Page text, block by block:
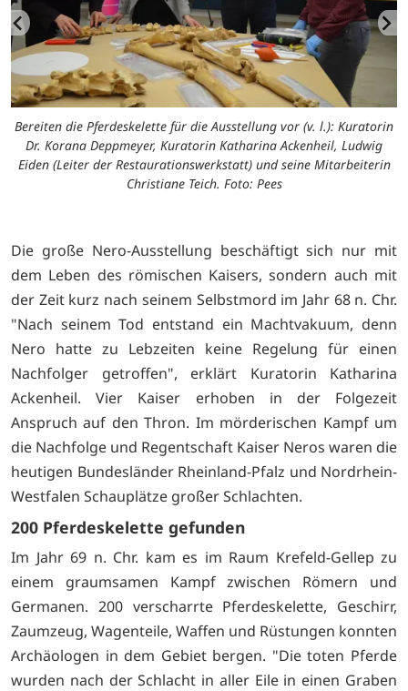
Bereiten die Pferdeskelette für die Ausstellung vor (v. l.): Kuratorin
Dr. Korana Deppmeyer, Kuratorin Katharina Ackenheil, Ludwig
Eiden (Leiter der Restaurationswerkstatt) und seine Mitarbeiterin
Christiane Teich. Foto: Pees
Die große Nero-Ausstellung beschäftigt sich nur mit
dem Leben des römischen Kaisers, sondern auch mit
der Zeit kurz nach seinem Selbstmord im Jahr 68 n. Chr.
"Nach seinem Tod entstand ein Machtvakuum, denn
Nero hatte zu Lebzeiten keine Regelung für einen
Nachfolger getroffen", erklärt Kuratorin Katharina
Ackenheil. Vier Kaiser erhoben in der Folgezeit
Anspruch auf den Thron. Im mörderischen Kampf um
die Nachfolge und Regentschaft Kaiser Neros waren die
heutigen Bundesländer Rheinland-Pfalz und Nordrhein-
Westfalen Schauplätze großer Schlachten.
200 Pferdeskelette gefunden
Im Jahr 69 n. Chr. kam es im Raum Krefeld-Gellep zu
einem graumsamen Kampf zwischen Römern und
Germanen. 200 verscharrte Pferdeskelette, Geschirr,
Zaumzeug, Wagenteile, Waffen und Rüstungen konnten
Archäologen in dem Gebiet bergen. "Die toten Pferde
wurden nach der Schlacht in aller Eile in einen Graben